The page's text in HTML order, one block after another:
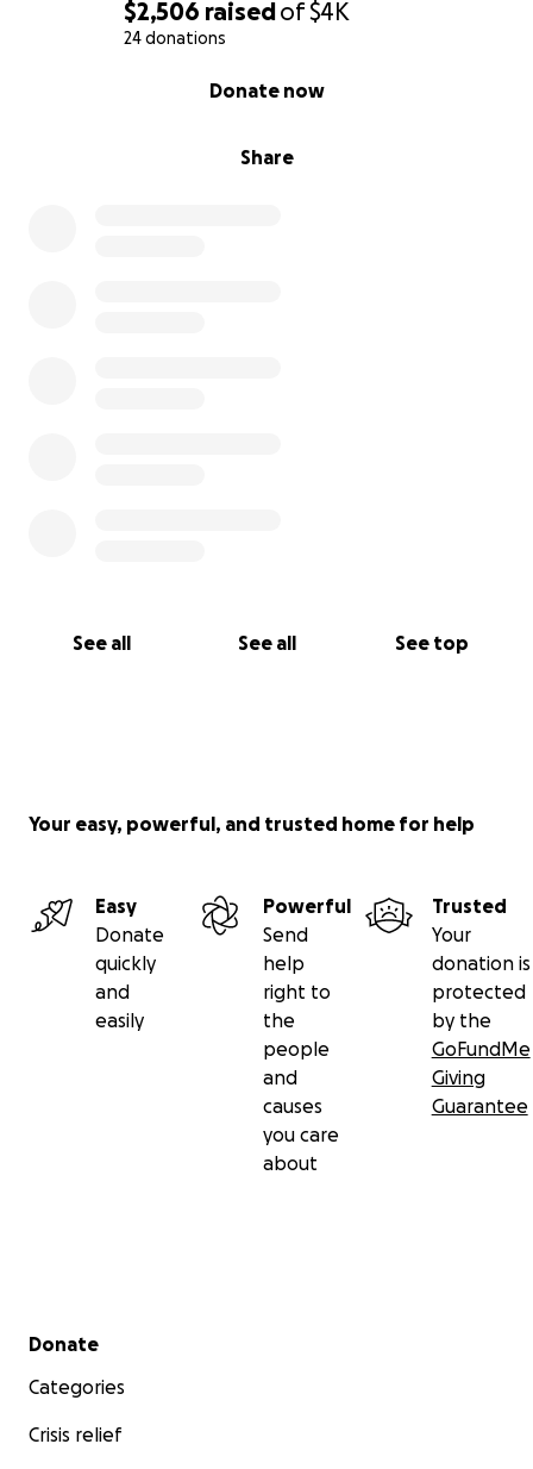
$2,506 raisedof$4K
24 donations
Share
Donate now
See all See all See top
Your easy, powerful, and trusted home for help
Easy
Donate
quickly
and
easily
Powerful
Send
help
right to
the
people
and
causes
you care
about
Trusted
Your
donation is
protected
by the
GoFundMe
Giving
Guarantee
Secondary menu
Donate
Categories
Crisis relief